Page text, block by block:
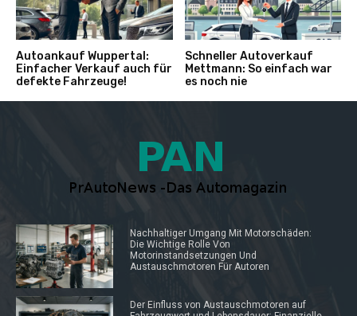
Autoankauf Wuppertal:
Einfacher Verkauf auch für
defekte Fahrzeuge!
Schneller Autoverkauf
Mettmann: So einfach war
es noch nie
Nachhaltiger Umgang Mit Motorschäden:
Die Wichtige Rolle Von
Motorinstandsetzungen Und
Austauschmotoren Für Autoren
Der Einfluss von Austauschmotoren auf